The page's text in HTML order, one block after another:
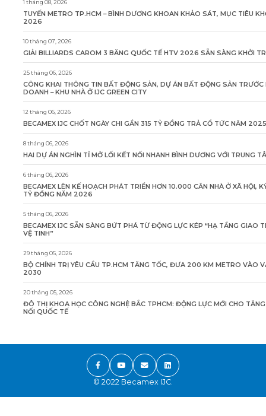
1 tháng 08, 2026
TUYẾN METRO TP.HCM – BÌNH DƯƠNG KHOAN KHẢO SÁT, MỤC TIÊU
2026
10 tháng 07, 2026
GIẢI BILLIARDS CAROM 3 BĂNG QUỐC TẾ HTV 2026 SẴN SÀNG KHỞI
25 tháng 06, 2026
CÔNG KHAI THÔNG TIN BẤT ĐỘNG SẢN, DỰ ÁN BẤT ĐỘNG SẢN
DOANH – KHU NHÀ Ở IJC GREEN CITY
12 tháng 06, 2026
BECAMEX IJC CHỐT NGÀY CHI GẦN 315 TỶ ĐỒNG TRẢ CỔ TỨC NĂM 2025
8 tháng 06, 2026
HAI DỰ ÁN NGHÌN TỈ MỞ LỐI KẾT NỐI NHANH BÌNH DƯƠNG VỚI TRUNG
6 tháng 06, 2026
BECAMEX LÊN KẾ HOẠCH PHÁT TRIỂN HƠN 10.000 CĂN NHÀ Ở XÃ HỘI,
TỶ ĐỒNG NĂM 2026
5 tháng 06, 2026
BECAMEX IJC SẴN SÀNG BỨT PHÁ TỪ ĐỘNG LỰC KÉP “HẠ TẦNG GIAO
VỆ TINH”
29 tháng 05, 2026
BỘ CHÍNH TRỊ YÊU CẦU TP.HCM TĂNG TỐC, ĐƯA 200 KM METRO VÀO
2030
20 tháng 05, 2026
ĐÔ THỊ KHOA HỌC CÔNG NGHỆ BẮC TPHCM: ĐỘNG LỰC MỚI CHO
NỐI QUỐC TẾ
© 2022 Becamex IJC.